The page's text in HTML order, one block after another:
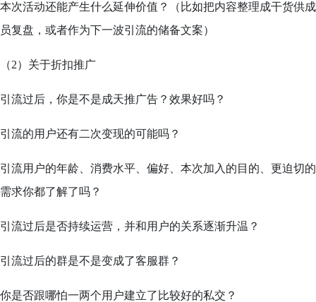
本次活动还能产生什么延伸价值？（比如把内容整理成干货供成
员复盘，或者作为下一波引流的储备文案）
（2）关于折扣推广
引流过后，你是不是成天推广告？效果好吗？
引流的用户还有二次变现的可能吗？
引流用户的年龄、消费水平、偏好、本次加入的目的、更迫切的
需求你都了解了吗？
引流过后是否持续运营，并和用户的关系逐渐升温？
引流过后的群是不是变成了客服群？
你是否跟哪怕一两个用户建立了比较好的私交？